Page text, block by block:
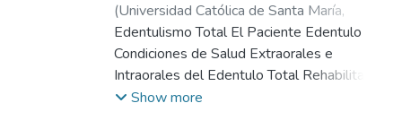
(Universidad Católica de Santa María,
2002-05-13)Heredia Hinojosa, Lizet
Teresa
Edentulismo Total El Paciente Edentulo
Condiciones de Salud Extraorales e
Intraorales del Edentulo Total Rehabilitación
Protésica del Edentulismo Total la
Show more